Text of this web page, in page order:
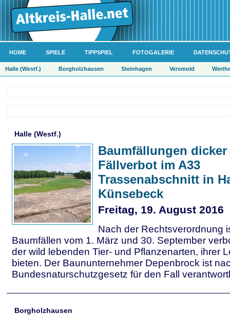
HOME SPIELE TIPPSPIEL FOTOGALERIE
Halle (Westf.) Borgholzhausen Steinhagen Versmold
Halle (Westf.)
Baumfällungen
Fällverbot im A33
Trassenabschnitt in
Künsebeck
Freitag, 19. August 2016
Nach der Rechtsverordnung
Baumfällen vom 1. März und 30. September
der wild lebenden Tier- und Pflanzenarten, ihrer
bieten. Der Baununternehmer Depenbrock ist
Bundesnaturschutzgesetz für den Fall
Borgholzhausen